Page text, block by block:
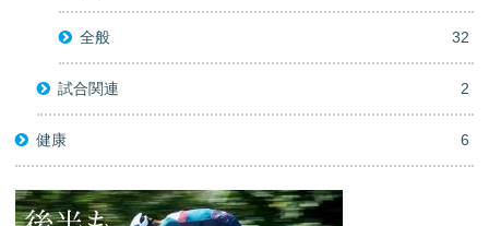
全般 32
試合関連 2
健康 6